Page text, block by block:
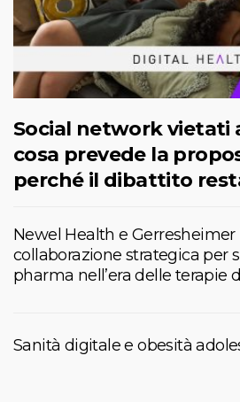
Social network vietati
cosa prevede la
perché il dibattito
Newel Health e
collaborazione strategica per
pharma nell’era delle terapie
Sanità digitale e obesità